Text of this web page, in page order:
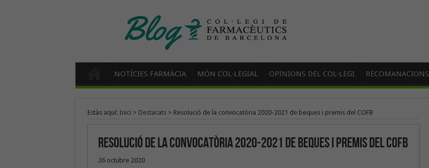
NOTÍCIES FARMÀCIA MÓN COL·LEGIAL OPINIONS DEL COL·LEGI RECOMANACIONS
Estàs aquí: Inici > Destacats> Resolució de la convocatòria 2020-2021 de beques i premis del COFB
Resolució de la convocatòria 2020-2021 de beques i premis del COFB
26 octubre 2020